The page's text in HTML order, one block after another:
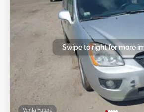
Venta Futura
Swipe to right for more